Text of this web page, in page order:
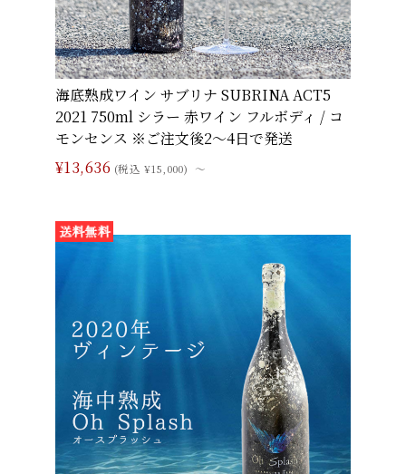
海底熟成ワイン サブリナ SUBRINA ACT5
2021 750ml シラー 赤ワイン フルボディ / コ
モンセンス ※ご注文後2〜4日で発送
¥13,636 (税込 ¥15,000) ～